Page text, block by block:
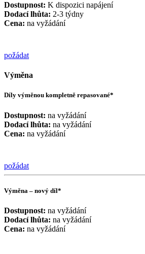
Dostupnost: K dispozici napájení
Dodací lhůta: 2-3 týdny
Cena: na vyžádání
požádat
Výměna
Díly výměnou kompletně repasované*
Dostupnost: na vyžádání
Dodací lhůta: na vyžádání
Cena: na vyžádání
požádat
Výměna – nový díl*
Dostupnost: na vyžádání
Dodací lhůta: na vyžádání
Cena: na vyžádání